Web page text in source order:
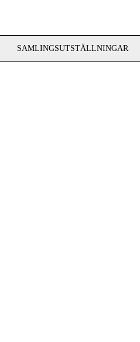
SAMLINGSUTSTÄLLNINGAR